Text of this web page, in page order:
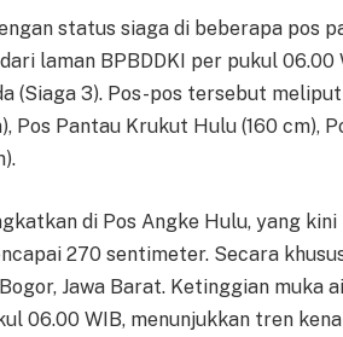
status siaga di beberapa pos
laman BPBDDKI per pukul
(Siaga 3). Pos-pos tersebut
Pos Pantau Krukut Hulu (160 cm),
di Pos Angke Hulu, yang
270 sentimeter. Secara
Jawa Barat. Ketinggian muka
06.00 WIB, menunjukkan tren